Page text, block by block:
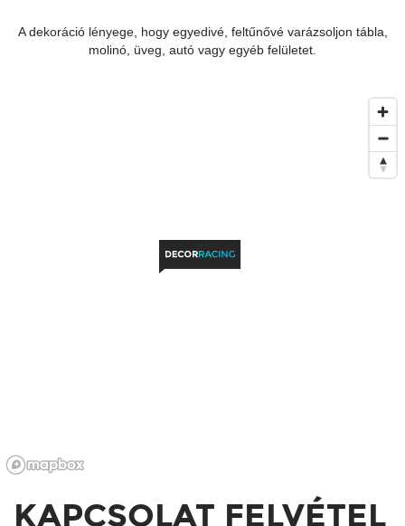
A dekoráció lényege, hogy egyedivé, feltűnővé varázsoljon tábla,
molinó, üveg, autó vagy egyéb felületet.
KAPCSOLAT FELVÉTEL